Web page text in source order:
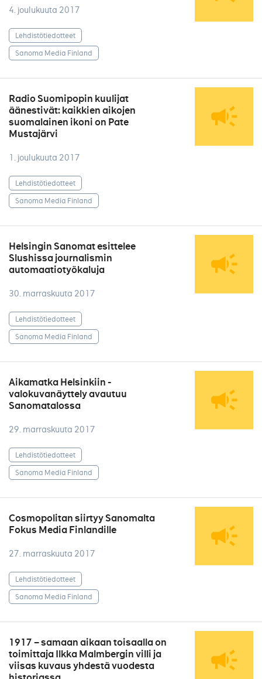
4. joulukuuta 2017
Lehdistötiedotteet
Sanoma Media Finland
Radio Suomipopin kuulijat
äänestivät: kaikkien aikojen
suomalainen ikoni on Pate
Mustajärvi
1. joulukuuta 2017
Lehdistötiedotteet
Sanoma Media Finland
Helsingin Sanomat esittelee
Slushissa journalismin
automaatiotyökaluja
30. marraskuuta 2017
Lehdistötiedotteet
Sanoma Media Finland
Aikamatka Helsinkiin -
valokuvanäyttely avautuu
Sanomatalossa
29. marraskuuta 2017
Lehdistötiedotteet
Sanoma Media Finland
Cosmopolitan siirtyy Sanomalta
Fokus Media Finlandille
27. marraskuuta 2017
Lehdistötiedotteet
Sanoma Media Finland
1917 – samaan aikaan toisaalla on
toimittaja Ilkka Malmbergin villi ja
viisas kuvaus yhdestä vuodesta